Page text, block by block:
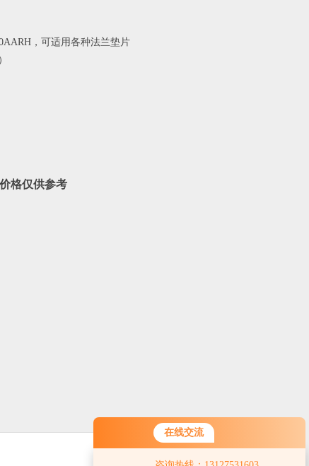
在线交流
，可适用各种法兰垫片
格仅供参考